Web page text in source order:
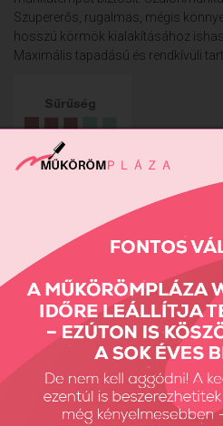
Szupererős, rugalmas, mégis
hosszú körmök kialakításához
Maximális tapadású és rendkívüli
Felvitele lágyabb ecsettel ajánlott: 6
Kötésidő UV lámpában 2-3 perc,
Hajlítási idő UV lámpában 20-25 mp,
Vissza: ÁTLÁTSZÓ ÉPÍTŐ